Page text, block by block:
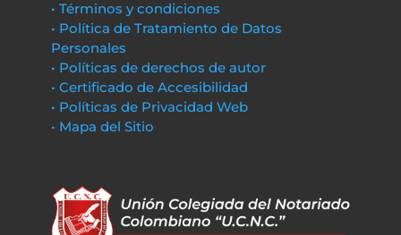
• Términos y condiciones
• Política de Tratamiento de Datos
Personales
• Políticas de derechos de autor
• Certificado de Accesibilidad
• Políticas de Privacidad Web
• Mapa del Sitio